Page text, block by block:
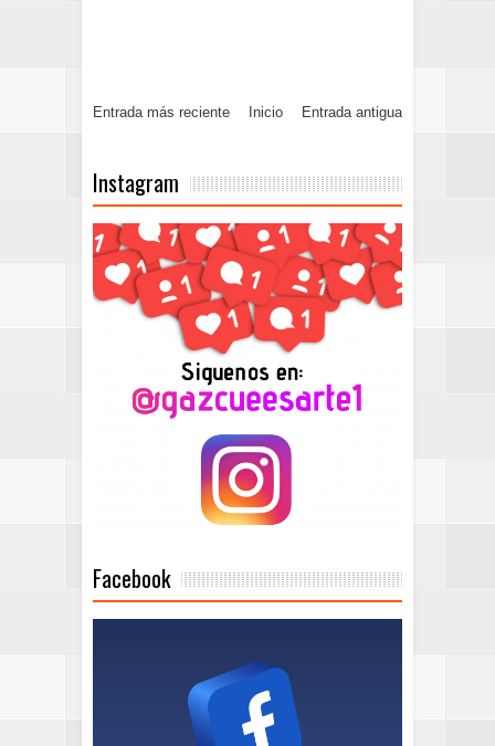
Entrada más reciente Entrada antigua
Inicio
Instagram
Facebook